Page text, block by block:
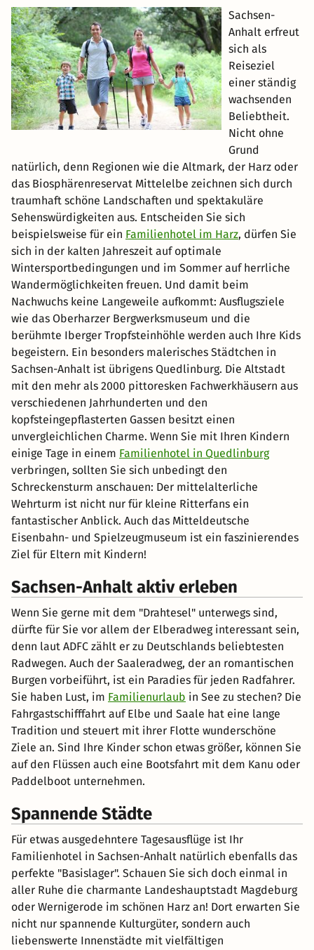
Sachsen-
Anhalt erfreut
sich als
Reiseziel
einer ständig
wachsenden
Beliebtheit.
Nicht ohne
Grund
natürlich, denn Regionen wie die Altmark, der Harz oder
das Biosphärenreservat Mittelelbe zeichnen sich durch
traumhaft schöne Landschaften und spektakuläre
Sehenswürdigkeiten aus. Entscheiden Sie sich
beispielsweise für ein Familienhotel im Harz, dürfen Sie
sich in der kalten Jahreszeit auf optimale
Wintersportbedingungen und im Sommer auf herrliche
Wandermöglichkeiten freuen. Und damit beim
Nachwuchs keine Langeweile aufkommt: Ausflugsziele
wie das Oberharzer Bergwerksmuseum und die
berühmte Iberger Tropfsteinhöhle werden auch Ihre Kids
begeistern. Ein besonders malerisches Städtchen in
Sachsen-Anhalt ist übrigens Quedlinburg. Die Altstadt
mit den mehr als 2000 pittoresken Fachwerkhäusern aus
verschiedenen Jahrhunderten und den
kopfsteingepflasterten Gassen besitzt einen
unvergleichlichen Charme. Wenn Sie mit Ihren Kindern
einige Tage in einem Familienhotel in Quedlinburg
verbringen, sollten Sie sich unbedingt den
Schreckensturm anschauen: Der mittelalterliche
Wehrturm ist nicht nur für kleine Ritterfans ein
fantastischer Anblick. Auch das Mitteldeutsche
Eisenbahn- und Spielzeugmuseum ist ein faszinierendes
Ziel für Eltern mit Kindern!
Sachsen-Anhalt aktiv erleben
Wenn Sie gerne mit dem "Drahtesel" unterwegs sind,
dürfte für Sie vor allem der Elberadweg interessant sein,
denn laut ADFC zählt er zu Deutschlands beliebtesten
Radwegen. Auch der Saaleradweg, der an romantischen
Burgen vorbeiführt, ist ein Paradies für jeden Radfahrer.
Sie haben Lust, im Familienurlaub in See zu stechen? Die
Fahrgastschifffahrt auf Elbe und Saale hat eine lange
Tradition und steuert mit ihrer Flotte wunderschöne
Ziele an. Sind Ihre Kinder schon etwas größer, können Sie
auf den Flüssen auch eine Bootsfahrt mit dem Kanu oder
Paddelboot unternehmen.
Spannende Städte
Für etwas ausgedehntere Tagesausflüge ist Ihr
Familienhotel in Sachsen-Anhalt natürlich ebenfalls das
perfekte "Basislager". Schauen Sie sich doch einmal in
aller Ruhe die charmante Landeshauptstadt Magdeburg
oder Wernigerode im schönen Harz an! Dort erwarten Sie
nicht nur spannende Kulturgüter, sondern auch
liebenswerte Innenstädte mit vielfältigen